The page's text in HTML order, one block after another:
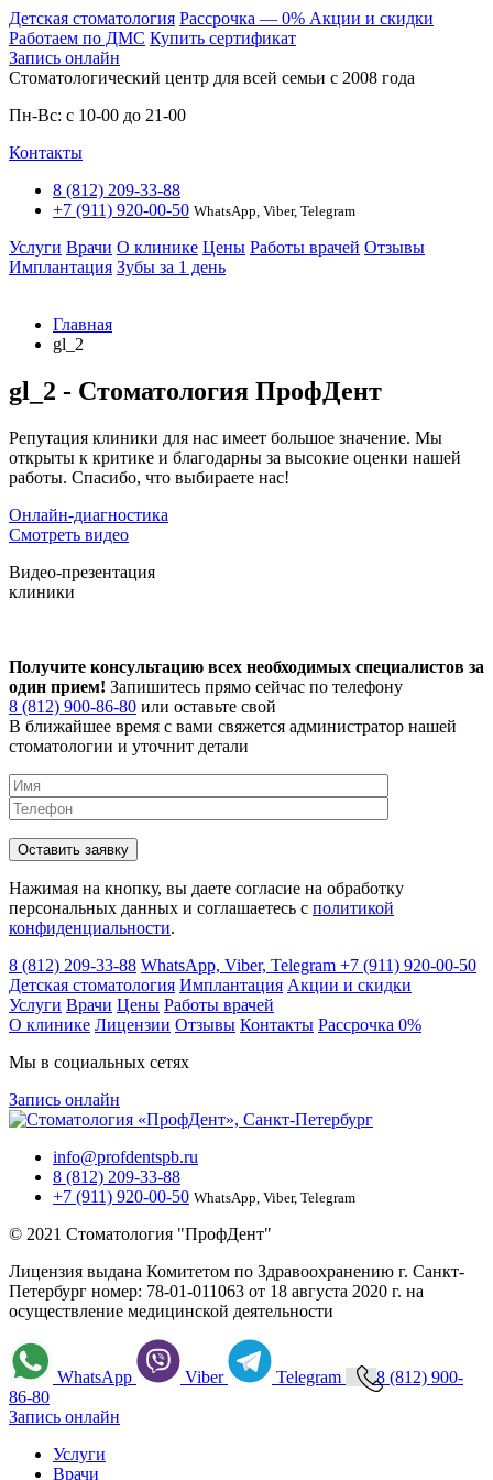
Детская стоматология Расcрочка — 0% Акции и скидки
Работаем по ДМС Купить сертификат
Запись онлайн
Стоматологический центр для всей семьи c 2008 года
Пн-Вс: с 10-00 до 21-00
Контакты
8 (812) 209-33-88
+7 (911) 920-00-50 WhatsApp, Viber, Telegram
Услуги Врачи О клинике Цены Работы врачей Отзывы
Имплантация Зубы за 1 день
Главная
gl_2
gl_2 - Стоматология ПрофДент
Репутация клиники для нас имеет большое значение. Мы
открыты к критике и благодарны за высокие оценки нашей
работы. Спасибо, что выбираете нас!
Онлайн-диагностика
Смотреть видео
Видео-презентация
клиники
Получите консультацию всех необходимых специалистов за
один прием! Запишитесь прямо сейчас по телефону
8 (812) 900-86-80 или оставьте свой
В ближайшее время с вами свяжется администратор нашей
стоматологии и уточнит детали
Нажимая на кнопку, вы даете согласие на обработку
персональных данных и соглашаетесь c политикой
конфиденциальности.
8 (812) 209-33-88 WhatsApp, Viber, Telegram +7 (911) 920-00-50
Детская стоматология Имплантация Акции и скидки
Услуги Врачи Цены Работы врачей
О клинике Лицензии Отзывы Контакты Расcрочка 0%
Мы в социальных сетях
Запись онлайн
info@profdentspb.ru
8 (812) 209-33-88
+7 (911) 920-00-50 WhatsApp, Viber, Telegram
© 2021 Стоматология "ПрофДент"
Лицензия выдана Комитетом по Здравоохранению г. Санкт-
Петербург номер: 78-01-011063 от 18 августа 2020 г. на
осуществление медицинской деятельности
WhatsApp Viber Telegram
8 (812) 900-
86-80
Запись онлайн
Услуги
Врачи